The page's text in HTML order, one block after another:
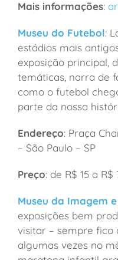
Mais informações:
Museu do Futebol:
estádios mais
exposição principal,
temáticas, narra de
como o futebol
parte da nossa
Endereço: Praça
– São Paulo – SP
Preço: de R$ 15 a
Museu da Imagem
exposições bem
visitar – sempre fico
algumas vezes no